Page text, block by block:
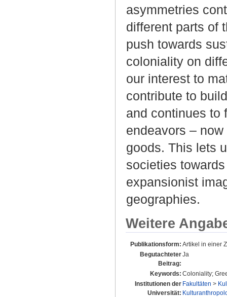
asymmetries
different parts of
push towards
coloniality on
our interest to
contribute to
and continues to
endeavors –
goods. This lets
societies
expansionist
geographies.
Weitere
Publikationsform: Artikel in einer
Begutachteter
Beitrag:
Ja
Keywords: Coloniality;
Institutionen der
Universität:
Fakultäten >